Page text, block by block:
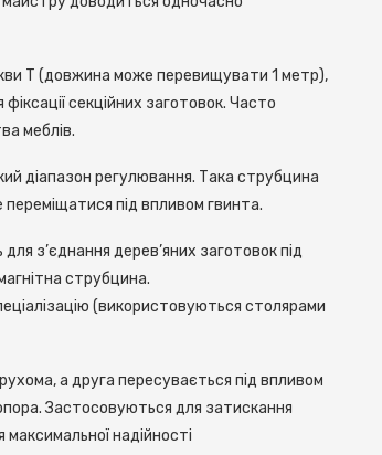
Т (довжина може перевищувати 1 метр),
секційних заготовок. Часто
меблів.
діапазон регулювання. Така струбцина
під впливом гвинта.
з’єднання дерев’яних заготовок під
струбцина.
(використовуються столярами
а друга пересувається під впливом
Застосовуються для затискання
надійності